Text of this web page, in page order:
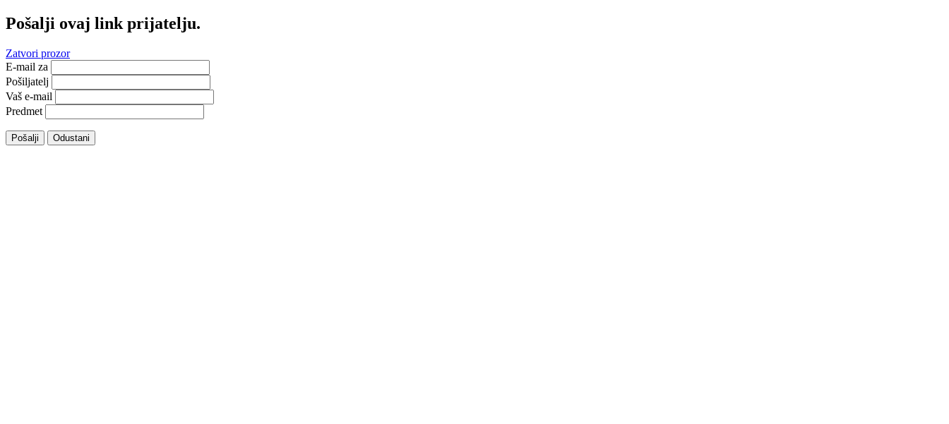
Pošalji ovaj link prijatelju.
Zatvori prozor
E-mail za
Pošiljatelj
Vaš e-mail
Predmet
Pošalji Odustani